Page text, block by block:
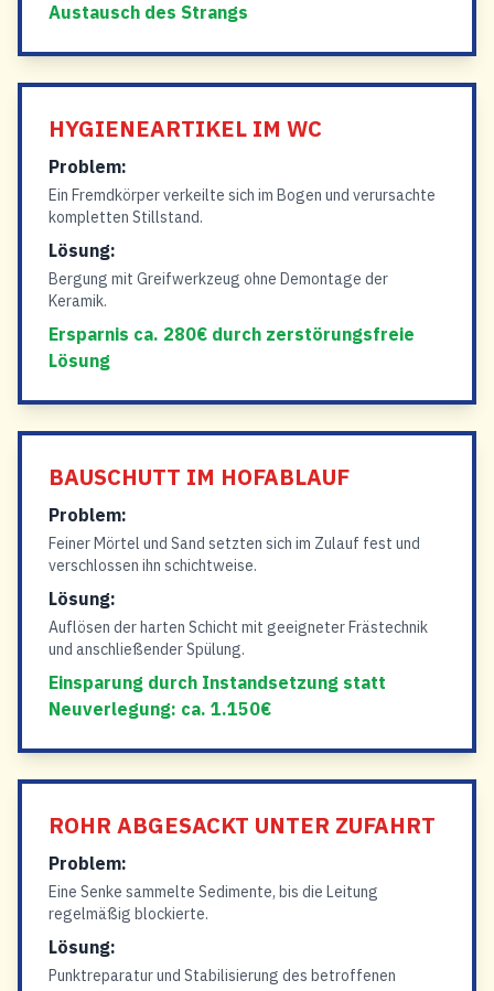
Austausch des Strangs
HYGIENEARTIKEL IM WC
Problem:
Ein Fremdkörper verkeilte sich im Bogen und verursachte
kompletten Stillstand.
Lösung:
Bergung mit Greifwerkzeug ohne Demontage der
Keramik.
Ersparnis ca. 280€ durch zerstörungsfreie
Lösung
BAUSCHUTT IM HOFABLAUF
Problem:
Feiner Mörtel und Sand setzten sich im Zulauf fest und
verschlossen ihn schichtweise.
Lösung:
Auflösen der harten Schicht mit geeigneter Frästechnik
und anschließender Spülung.
Einsparung durch Instandsetzung statt
Neuverlegung: ca. 1.150€
ROHR ABGESACKT UNTER ZUFAHRT
Problem:
Eine Senke sammelte Sedimente, bis die Leitung
regelmäßig blockierte.
Lösung:
Punktreparatur und Stabilisierung des betroffenen